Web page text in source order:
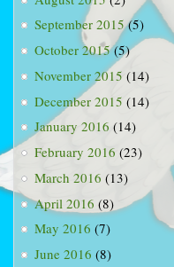
September 2015(5)
October 2015(5)
November 2015 (14)
December 2015 (14)
January 2016 (14)
February 2016 (23)
March 2016 (13)
April 2016 (8)
May 2016 (7)
June 2016 (8)